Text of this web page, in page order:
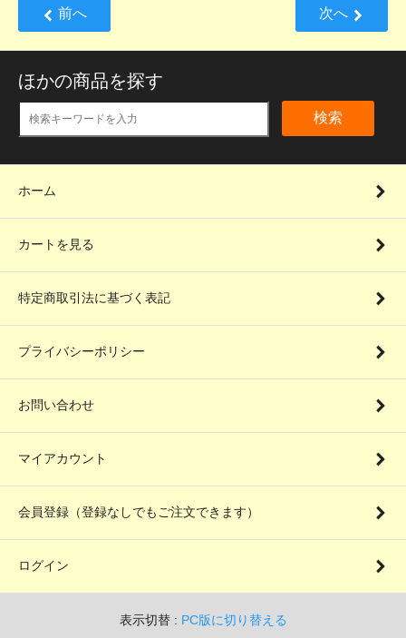
前へ 次へ
ほかの商品を探す
検索
ホーム
カートを見る
特定商取引法に基づく表記
プライバシーポリシー
お問い合わせ
マイアカウント
会員登録（登録なしでもご注文できます）
ログイン
表示切替 : PC版に切り替える